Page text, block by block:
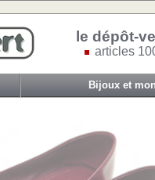
le dépôt-
articles
Bijoux et